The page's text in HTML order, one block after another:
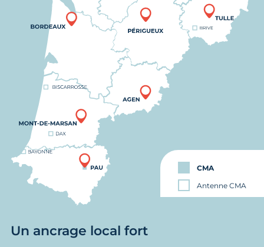
CMA
Antenne CMA
Un ancrage local fort